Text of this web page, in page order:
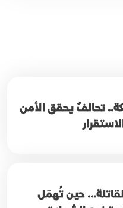
تحالفٌ يحقق الأمن
حين تُهمَل